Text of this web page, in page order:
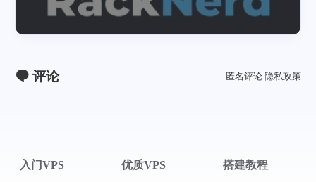
评论 匿名评论 隐私政策
入门VPS 优质VPS 搭建教程